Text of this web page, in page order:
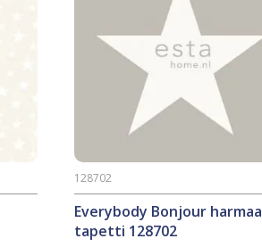
Everybody Bonjour harmaa
tapetti 128702
128702